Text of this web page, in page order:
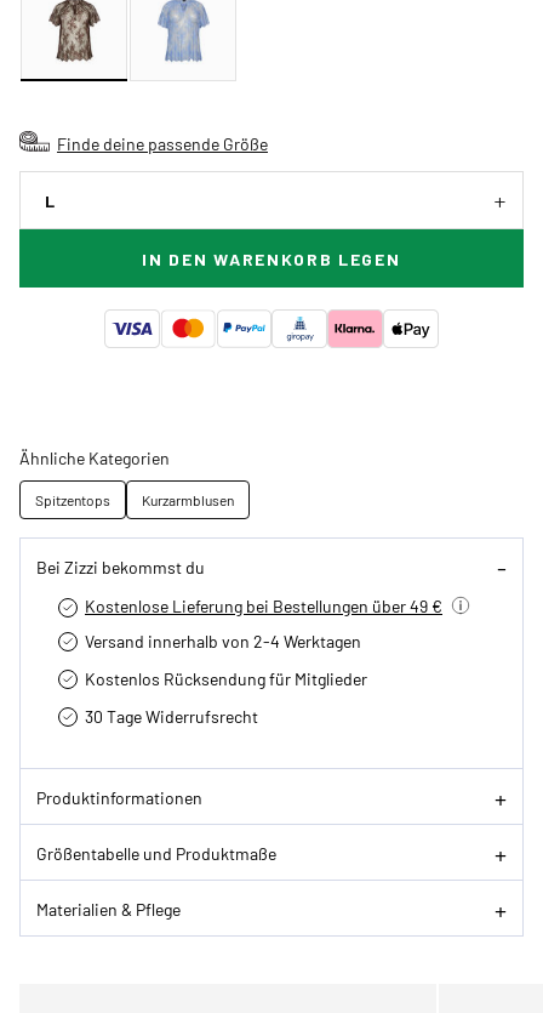
Finde deine passende Größe
L
IN DEN WARENKORB LEGEN
Ähnliche Kategorien
Spitzentops Kurzarmblusen
Bei Zizzi bekommst du
Kostenlose Lieferung bei Bestellungen über 49 €
Versand innerhalb von 2-4 Werktagen
Kostenlos Rücksendung für Mitglieder
30 Tage Widerrufsrecht
Produktinformationen
Größentabelle und Produktmaße
Materialien & Pflege